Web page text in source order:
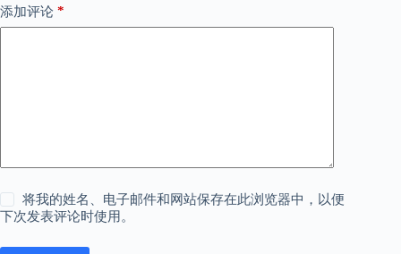
添加评论 *
将我的姓名、电子邮件和网站保存在此浏览器中，以便
下次发表评论时使用。